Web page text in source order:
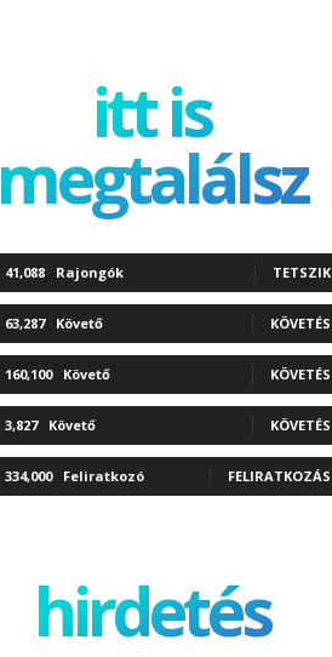
itt is
megtalálsz
41,088 Rajongók TETSZIK
63,287 Követő KÖVETÉS
160,100 Követő KÖVETÉS
3,827 Követő KÖVETÉS
334,000 Feliratkozó FELIRATKOZÁS
hirdetés